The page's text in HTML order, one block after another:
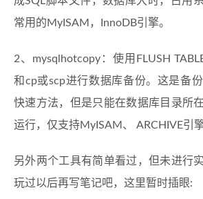
常用的MyISAM，InnoDB引擎。
2、mysqlhotcopy：使用FLUSH
和cp或scp进行数据库备份。这是备
快速方法，但是只能在数据库目录所
运行，仅支持MyISAM、 ARCHIVE引擎
另外两个工具有简单看过，但未进行
玩过以后再写笔记吧，这里暂时插眼: